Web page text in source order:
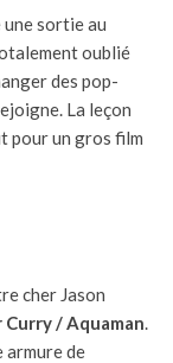
sortie au
oublié
des pop-
La leçon
pour un gros film
cher Jason
/ Aquaman.
armure de